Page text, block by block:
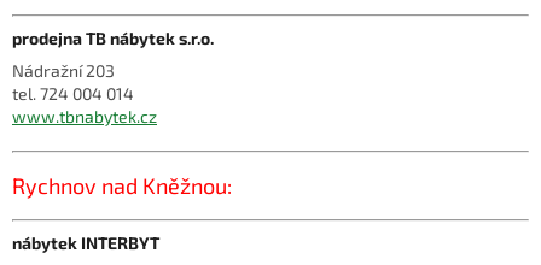
prodejna TB nábytek s.r.o.
Nádražní 203
tel. 724 004 014
www.tbnabytek.cz
Rychnov nad Kněžnou:
nábytek INTERBYT